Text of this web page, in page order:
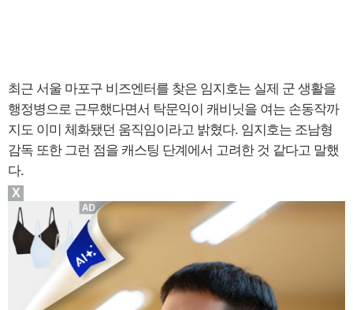
최근 서울 마포구 비즈엔터를 찾은 임지호는 실제 군 생활을
행정병으로 근무했다면서 탁문익이 캐비닛을 여는 손동작까
지도 이미 체화됐던 움직임이라고 밝혔다. 임지호는 조남형
감독 또한 그런 점을 캐스팅 단계에서 고려한 것 같다고 말했
다.
X